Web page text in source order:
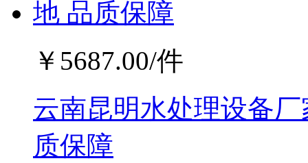
￥ 5687.00/件
云南昆明水处理设备
质保障